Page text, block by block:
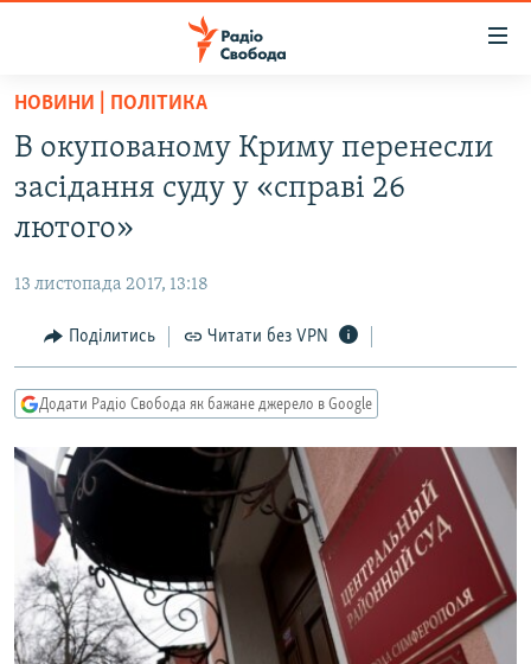
Перейти
основного
матеріалу
до
основної
Перейти
до
пошуку
ВСЕ ЗА ДОБУ
ЕКОНОМІКА
СУСПІЛЬСТВО
УКРАЇНА
СВІТ
РОСІЙСЬКА «ФІЛЬТРАЦІЯ»
ДОНБАС.РЕАЛІЇ
ТИ ЯК?
СХЕМИ
КИТАЙ.ВИКЛИКИ
МУЛЬТИМЕДІА
ФОТО
СПЕЦПРОЄКТИ
НОВИНИ | ПОЛІТИКА
В окупованому Криму перенесли
засідання суду у «справі 26
лютого»
13 листопада 2017, 13:18
Поділитись Читати без VPN
Додати Радіо Свобода як бажане джерело в Google